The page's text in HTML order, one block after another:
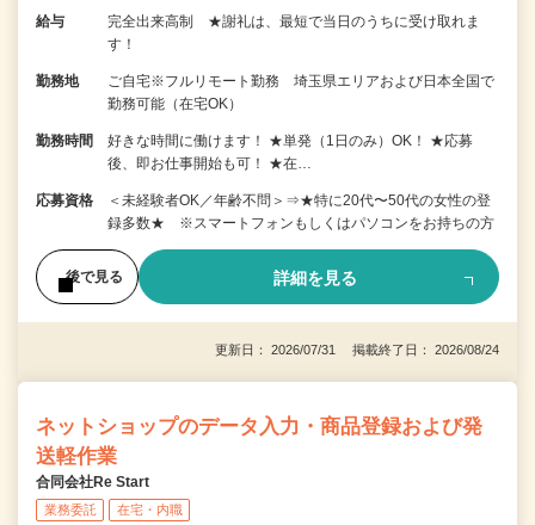
給与
完全出来高制 ★謝礼は、最短で当日のうちに受け取れま
す！
勤務地
ご自宅※フルリモート勤務 埼玉県エリアおよび日本全国で
勤務可能（在宅OK）
勤務時間
好きな時間に働けます！ ★単発（1日のみ）OK！ ★応募
後、即お仕事開始も可！ ★在…
応募資格
＜未経験者OK／年齢不問＞⇒★特に20代〜50代の女性の登
録多数★ ※スマートフォンもしくはパソコンをお持ちの方
後で見る 詳細を見る
更新日： 2026/07/31 掲載終了日： 2026/08/24
ネットショップのデータ入力・商品登録および発
送軽作業
合同会社Re Start
業務委託 在宅・内職